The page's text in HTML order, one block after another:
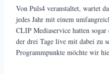
Von Puls4 veranstaltet, wartet
jedes Jahr mit einem
CLIP Mediaservice hatten sogar
der drei Tage live mit dabei zu
Programmpunkte möchte wir